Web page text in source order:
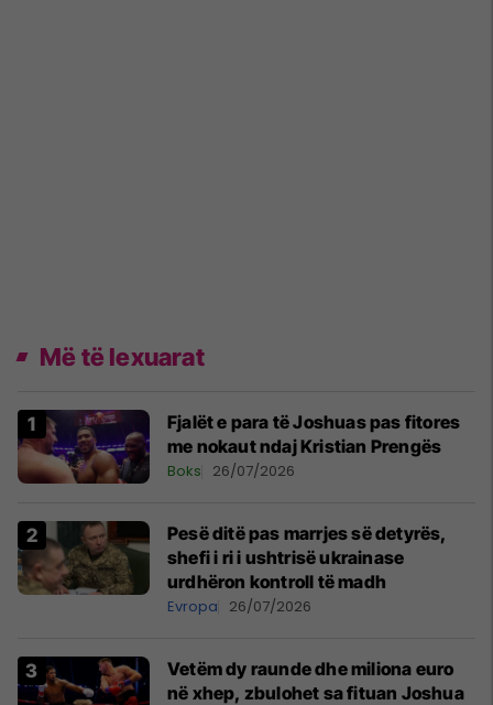
Më të lexuarat
Fjalët e para të Joshuas pas fitores
me nokaut ndaj Kristian Prengës
Boks 26/07/2026
Pesë ditë pas marrjes së detyrës,
shefi i ri i ushtrisë ukrainase
urdhëron kontroll të madh
Evropa 26/07/2026
Vetëm dy raunde dhe miliona euro
në xhep, zbulohet sa fituan Joshua